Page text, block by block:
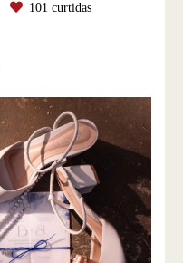
101 curtidas